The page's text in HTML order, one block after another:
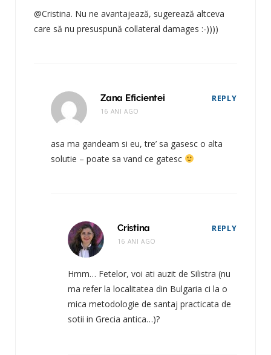
@Cristina. Nu ne avantajează, sugerează altceva
care să nu presuspună collateral damages :-))))
Zana Eficientei
16 ANI AGO
REPLY
asa ma gandeam si eu, tre’ sa gasesc o alta
solutie – poate sa vand ce gatesc
Cristina
16 ANI AGO
REPLY
Hmm… Fetelor, voi ati auzit de Silistra (nu
ma refer la localitatea din Bulgaria ci la o
mica metodologie de santaj practicata de
sotii in Grecia antica…)?